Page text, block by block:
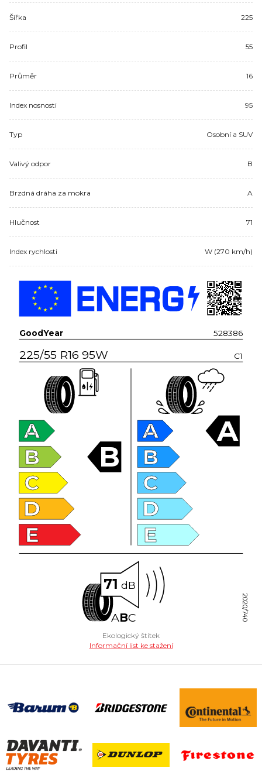
Šířka 225
Profil 55
Průměr 16
Index nosnosti 95
Typ Osobní a SUV
Valivý odpor B
Brzdná dráha za mokra A
Hlučnost 71
Index rychlosti W (270 km/h)
GoodYear 528386
225/55 R16 95W C1
A
B
C
D
E
B
A
B
C
D
E
A
71 dB
ABC 2020/740
Ekologický štítek
Informační list ke stažení